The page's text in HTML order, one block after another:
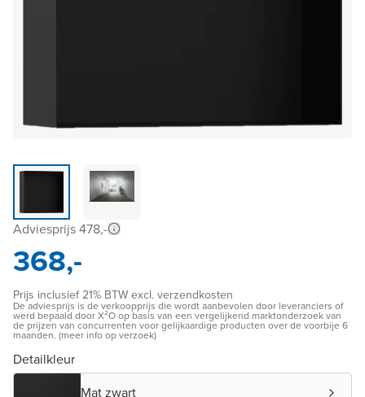
Adviesprijs 478,-
368,-
Prijs inclusief 21% BTW excl. verzendkosten
De adviesprijs is de verkoopprijs die wordt aanbevolen door leveranciers of
werd bepaald door X²O op basis van een vergelijkend marktonderzoek van
de prijzen van concurrenten voor gelijkaardige producten over de voorbije 6
maanden. (meer info op verzoek)
Detailkleur
Mat zwart